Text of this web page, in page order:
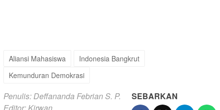
Aliansi Mahasiswa
Indonesia Bangkrut
Kemunduran Demokrasi
Penulis: Deffananda Febrian S. P.
Editor: Kirwan
SEBARKAN